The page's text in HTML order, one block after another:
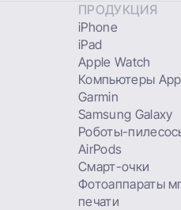
ПРОДУКЦИЯ
iPhone
iPad
Apple Watch
Компьютеры
Garmin
Samsung Galaxy
Роботы-
AirPods
Смарт-очки
Фотоаппараты
печати